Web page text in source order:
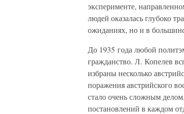
эксперименте,
людей оказалась глубоко
ожиданиях, но и в
До 1935 года любой
гражданство. Л. Копелев
избраны несколько
поражения австрийского
стало очень сложным
постановлений в каждом